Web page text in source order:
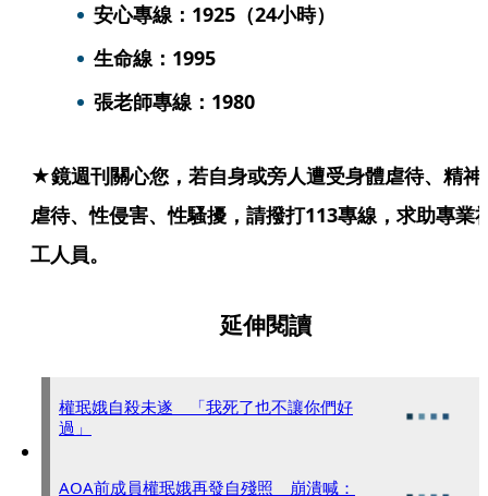
安心專線：1925（24小時）
生命線：1995
張老師專線：1980
★鏡週刊關心您，若自身或旁人遭受身體虐待、精神
虐待、性侵害、性騷擾，請撥打113專線，求助專業
工人員。
延伸閱讀
權珉娥自殺未遂 「我死了也不讓你們好
過」
AOA前成員權珉娥再發自殘照 崩潰喊：